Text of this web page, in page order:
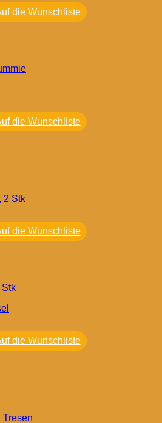
die Wunschliste
die Wunschliste
die Wunschliste
Stk
die Wunschliste